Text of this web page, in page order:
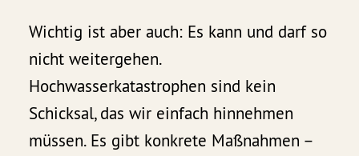
Wichtig ist aber auch: Es kann und darf so
nicht weitergehen.
Hochwasserkatastrophen sind kein
Schicksal, das wir einfach hinnehmen
müssen. Es gibt konkrete Maßnahmen –